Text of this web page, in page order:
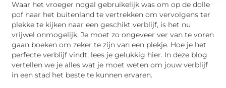
Waar het vroeger nogal gebruikelijk was om op de dolle
pof naar het buitenland te vertrekken om vervolgens ter
plekke te kijken naar een geschikt verblijf, is het nu
vrijwel onmogelijk. Je moet zo ongeveer ver van te voren
gaan boeken om zeker te zijn van een plekje. Hoe je het
perfecte verblijf vindt, lees je gelukkig hier. In deze blog
vertellen we je alles wat je moet weten om jouw verblijf
in een stad het beste te kunnen ervaren.